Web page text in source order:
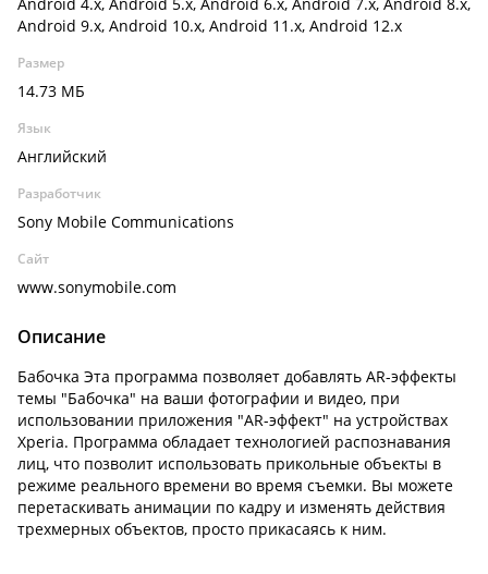
Android 9.x, Android 10.x, Android 11.x, Android 12.x
Размер
14.73 МБ
Язык
Английский
Разработчик
Sony Mobile Communications
Сайт
www.sonymobile.com
Описание
Бабочка Эта программа позволяет добавлять AR-эффекты
темы "Бабочка" на ваши фотографии и видео, при
использовании приложения "AR-эффект" на устройствах
Xperia. Программа обладает технологией распознавания
лиц, что позволит использовать прикольные объекты в
режиме реального времени во время съемки. Вы можете
перетаскивать анимации по кадру и изменять действия
трехмерных объектов, просто прикасаясь к ним.